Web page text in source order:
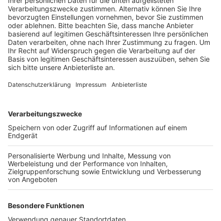
Anzeige
Daraufhin beschleunigte der Fahrer so sehr, dass die
Beamten den Wagen aus den Augen verloren. In einer
und blieb schwer beschädigt im Grünstreifen liegen.
behandelt. Wenig später war eine zivile Streife wieder
auf der A57 unterwegs. Von hinten näherte sich ein
Wagen mit hoher Geschwindigkeit: der Fahrer fuhr mit
Lichthupe dicht auf und schaltete auch noch ein
Blaulicht an. Anschließend drängte er weitere Fahrer
ab. Die Polizei stoppte den Wagen. Der 22-Jährige
Fahrer ist jetzt ohne Führerschein und muss sich
Amtsanmaßung verantworten.